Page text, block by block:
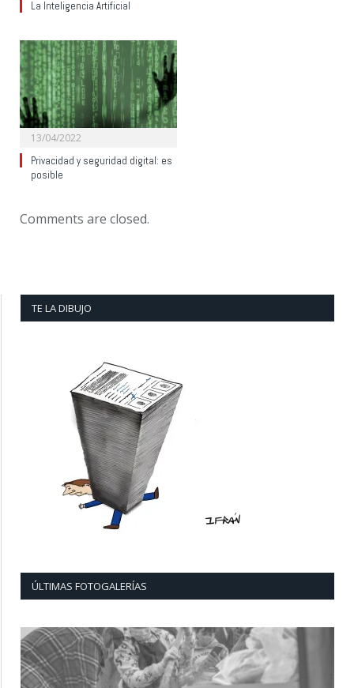
La Inteligencia Artificial
13/04/2022
Privacidad y seguridad digital: es
posible
Comments are closed.
TE LA DIBUJO
ÚLTIMAS FOTOGALERÍAS